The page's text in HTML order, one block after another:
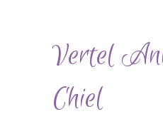
Vertel
Chiel